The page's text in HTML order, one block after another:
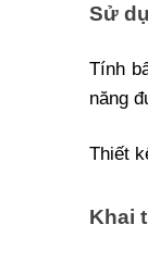
Sử
Tính
năng
Thiết
Khai